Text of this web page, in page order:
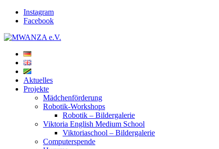
Instagram
Facebook
Aktuelles
Projekte
Mädchenförderung
Robotik-Workshops
Robotik – Bildergalerie
Viktoria English Medium School
Viktoriaschool – Bildergalerie
Computerspende